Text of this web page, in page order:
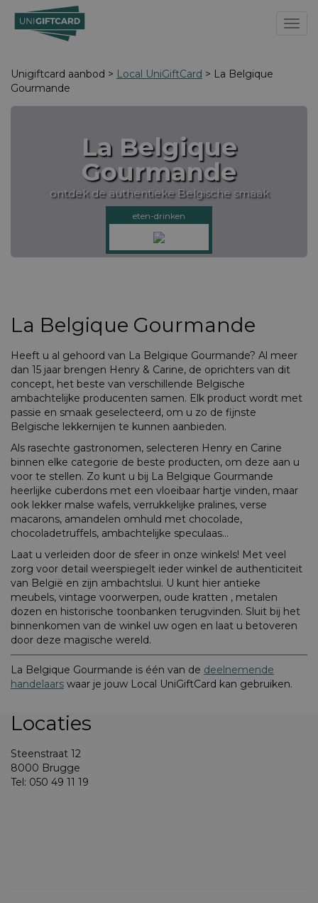
Unigiftcard aanbod > Local UniGiftCard > La Belgique
Gourmande
La Belgique
Gourmande
ontdek de authentieke Belgische smaak
eten-drinken
La Belgique Gourmande
Heeft u al gehoord van La Belgique Gourmande? Al meer
dan 15 jaar brengen Henry & Carine, de oprichters van dit
concept, het beste van verschillende Belgische
ambachtelijke producenten samen. Elk product wordt met
passie en smaak geselecteerd, om u zo de fijnste
Belgische lekkernijen te kunnen aanbieden.
Als rasechte gastronomen, selecteren Henry en Carine
binnen elke categorie de beste producten, om deze aan u
voor te stellen. Zo kunt u bij La Belgique Gourmande
heerlijke cuberdons met een vloeibaar hartje vinden, maar
ook lekker malse wafels, verrukkelijke pralines, verse
macarons, amandelen omhuld met chocolade,
chocoladetruffels, ambachtelijke speculaas…
Laat u verleiden door de sfeer in onze winkels! Met veel
zorg voor detail weerspiegelt ieder winkel de authenticiteit
van België en zijn ambachtslui. U kunt hier antieke
meubels, vintage voorwerpen, oude kratten , metalen
dozen en historische toonbanken terugvinden. Sluit bij het
binnenkomen van de winkel uw ogen en laat u betoveren
door deze magische wereld.
La Belgique Gourmande is één van de deelnemende
handelaars waar je jouw Local UniGiftCard kan gebruiken.
Locaties
Steenstraat 12
8000 Brugge
Tel: 050 49 11 19